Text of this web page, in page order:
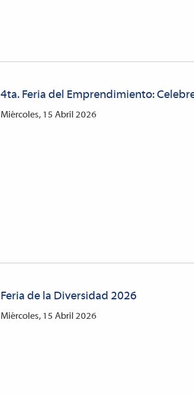
4ta. Feria del Emprendimiento:
Miércoles, 15 Abril 2026
Feria de la Diversidad 2026
Miércoles, 15 Abril 2026